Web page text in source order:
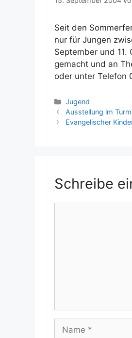
Seit den
nur für Jungen
September und
gemacht und an
oder unter Telefon
Kategorien
Jugend
Ausstellung im
Evangelischer
Schreibe
Name